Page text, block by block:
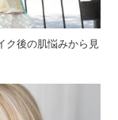
ク後の肌悩みから見